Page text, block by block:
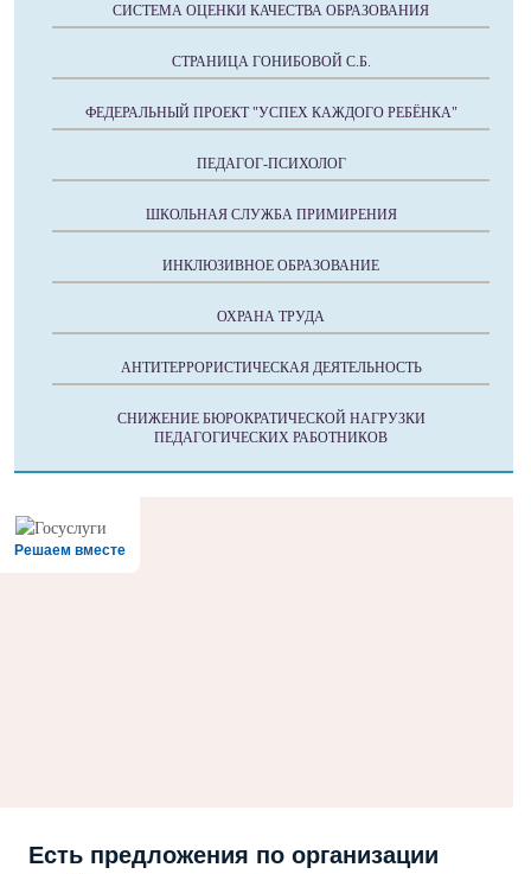
СИСТЕМА ОЦЕНКИ КАЧЕСТВА ОБРАЗОВАНИЯ
СТРАНИЦА ГОНИБОВОЙ С.Б.
ФЕДЕРАЛЬНЫЙ ПРОЕКТ "УСПЕХ КАЖДОГО РЕБЁНКА"
ПЕДАГОГ-ПСИХОЛОГ
ШКОЛЬНАЯ СЛУЖБА ПРИМИРЕНИЯ
ИНКЛЮЗИВНОЕ ОБРАЗОВАНИЕ
ОХРАНА ТРУДА
АНТИТЕРРОРИСТИЧЕСКАЯ ДЕЯТЕЛЬНОСТЬ
СНИЖЕНИЕ БЮРОКРАТИЧЕСКОЙ НАГРУЗКИ
ПЕДАГОГИЧЕСКИХ РАБОТНИКОВ
Решаем вместе
Есть предложения по организации